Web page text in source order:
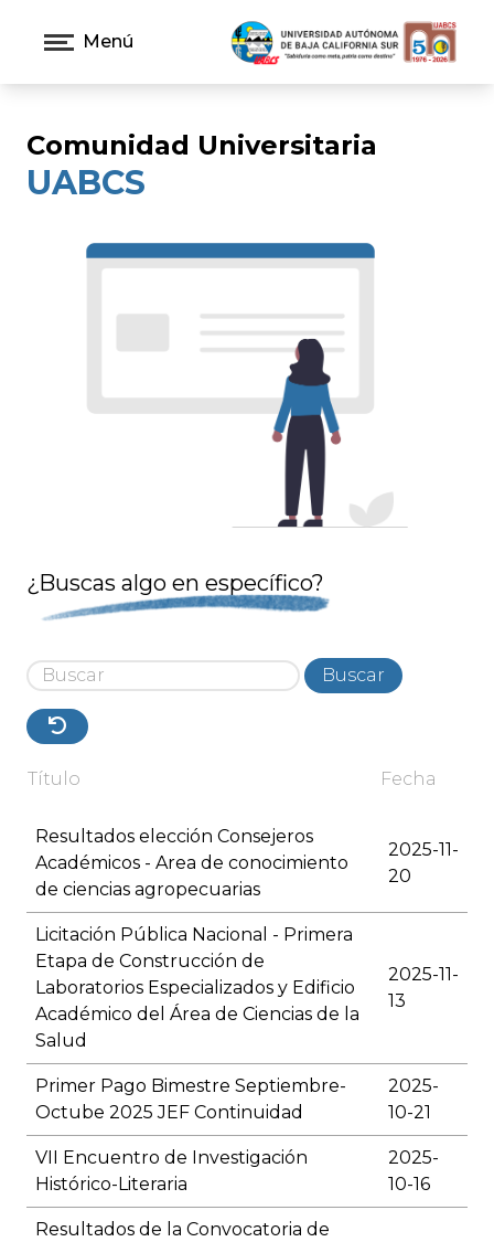
Menú
Comunidad Universitaria
UABCS
¿Buscas algo en específico?
Buscar
Título Fecha
Resultados elección Consejeros
Académicos - Area de conocimiento
de ciencias agropecuarias
2025-11-
20
Licitación Pública Nacional - Primera
Etapa de Construcción de
Laboratorios Especializados y Edificio
Académico del Área de Ciencias de la
Salud
2025-11-
13
Primer Pago Bimestre Septiembre-
Octube 2025 JEF Continuidad
2025-
10-21
VII Encuentro de Investigación
Histórico-Literaria
2025-
10-16
Resultados de la Convocatoria de